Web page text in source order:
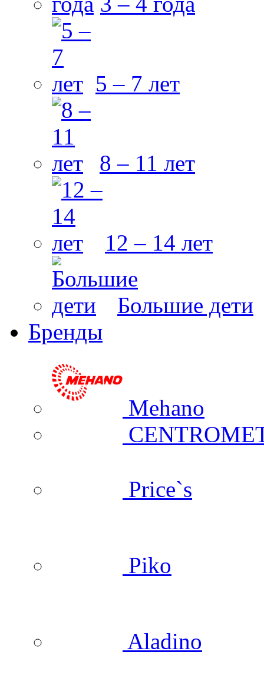
5 – 7 лет
8 – 11 лет
12 – 14 лет
Большие дети
Бренды
Mehano
Price`s
Piko
Aladino